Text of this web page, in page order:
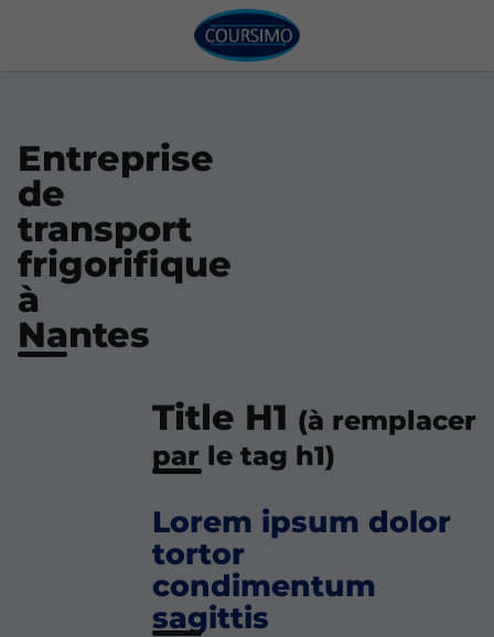
Entreprise
de
transport
frigorifique
à
Nantes
Title H1 (à remplacer
par le tag h1)
Lorem ipsum dolor
tortor
condimentum
sagittis